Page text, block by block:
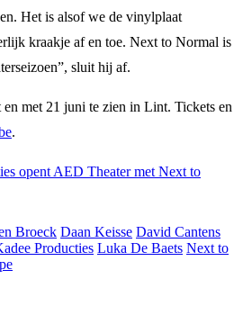
Het is alsof we de vinylplaat
kraakje af en toe. Next to Normal is
sluit hij af.
met 21 juni te zien in Lint. Tickets en
.
opent AED Theater met Next to
Broeck Daan Keisse David Cantens
Producties Luka De Baets Next to